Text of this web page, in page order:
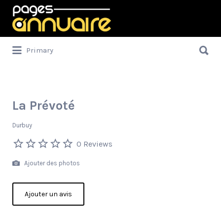
Rechercher:
Primary
La Prévoté
Durbuy
0 Reviews
Ajouter des photos
Ajouter un avis